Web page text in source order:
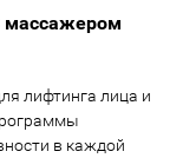
массажером
лифтинга лица и
в каждой